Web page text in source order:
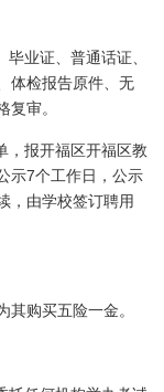
业证、普通话证、
体检报告原件、无
复审。
，报开福区开福区教
示7个工作日，公示
，由学校签订聘用
购买五险一金。